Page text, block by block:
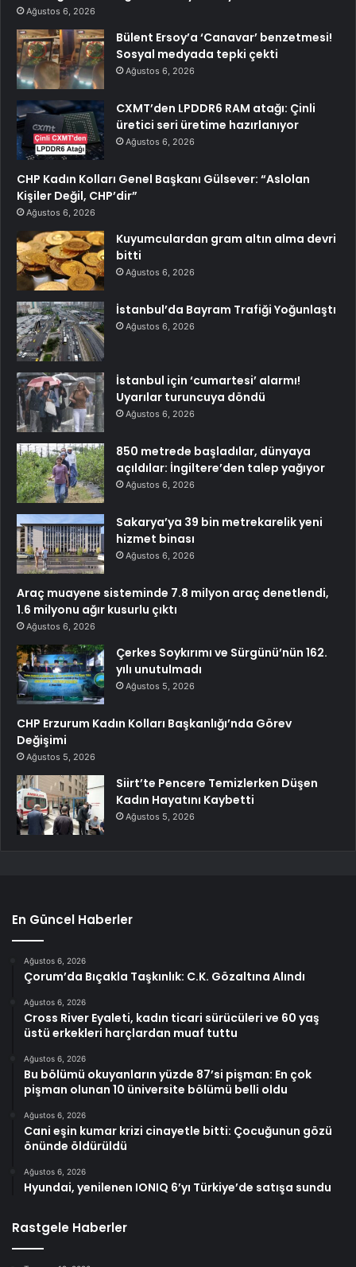
Ağustos 6, 2026
Bülent Ersoy’a ‘Canavar’ benzetmesi!
Sosyal medyada tepki çekti
Ağustos 6, 2026
CXMT’den LPDDR6 RAM atağı: Çinli
üretici seri üretime hazırlanıyor
Ağustos 6, 2026
CHP Kadın Kolları Genel Başkanı Gülsever: “Aslolan
Kişiler Değil, CHP’dir”
Ağustos 6, 2026
Kuyumculardan gram altın alma devri
bitti
Ağustos 6, 2026
İstanbul’da Bayram Trafiği Yoğunlaştı
Ağustos 6, 2026
İstanbul için ‘cumartesi’ alarmı!
Uyarılar turuncuya döndü
Ağustos 6, 2026
850 metrede başladılar, dünyaya
açıldılar: İngiltere’den talep yağıyor
Ağustos 6, 2026
Sakarya’ya 39 bin metrekarelik yeni
hizmet binası
Ağustos 6, 2026
Araç muayene sisteminde 7.8 milyon araç denetlendi,
1.6 milyonu ağır kusurlu çıktı
Ağustos 6, 2026
Çerkes Soykırımı ve Sürgünü’nün 162.
yılı unutulmadı
Ağustos 5, 2026
CHP Erzurum Kadın Kolları Başkanlığı’nda Görev
Değişimi
Ağustos 5, 2026
Siirt’te Pencere Temizlerken Düşen
Kadın Hayatını Kaybetti
Ağustos 5, 2026
En Güncel Haberler
Ağustos 6, 2026
Çorum’da Bıçakla Taşkınlık: C.K. Gözaltına Alındı
Ağustos 6, 2026
Cross River Eyaleti, kadın ticari sürücüleri ve 60 yaş
üstü erkekleri harçlardan muaf tuttu
Ağustos 6, 2026
Bu bölümü okuyanların yüzde 87’si pişman: En çok
pişman olunan 10 üniversite bölümü belli oldu
Ağustos 6, 2026
Cani eşin kumar krizi cinayetle bitti: Çocuğunun gözü
önünde öldürüldü
Ağustos 6, 2026
Hyundai, yenilenen IONIQ 6’yı Türkiye’de satışa sundu
Rastgele Haberler